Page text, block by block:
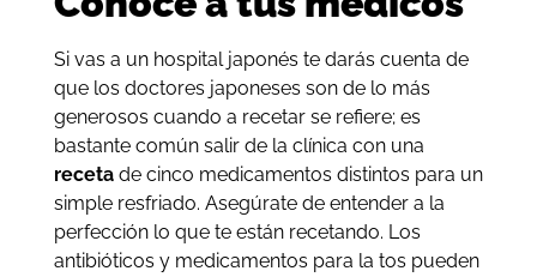
Si vas a un hospital japonés te darás cuenta de
que los doctores japoneses son de lo más
generosos cuando a recetar se refiere; es
bastante común salir de la clínica con una
recetade cinco medicamentos distintos para un
simple resfriado. Asegúrate de entender a la
perfección lo que te están recetando. Los
antibióticos y medicamentos para la tos pueden